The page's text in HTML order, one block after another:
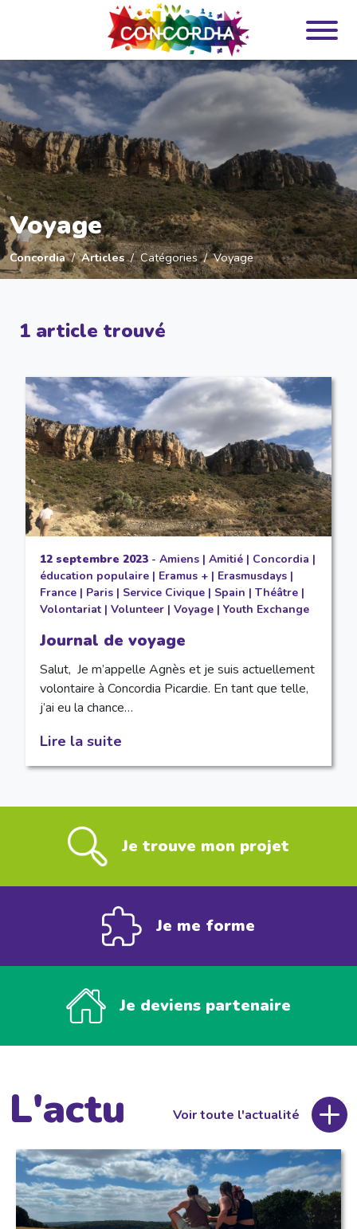
Voyage
Concordia Articles Catégories Voyage
1 article trouvé
12 septembre 2023- Amiens| Amitié| Concordia |
éducation populaire| Eramus +| Erasmusdays|
France| Paris| Service Civique| Spain | Théâtre|
Volontariat| Volunteer| Voyage| Youth Exchange
Journal de voyage
Salut, Je m’appelle Agnès et je suis actuellement
volontaire à Concordia Picardie. En tant que telle,
j’ai eu la chance…
Lire la suite
Je trouve mon projet
Je me forme
Je deviens partenaire
L'actu Voir toute l'actualité
Panneau de gestion des cookies